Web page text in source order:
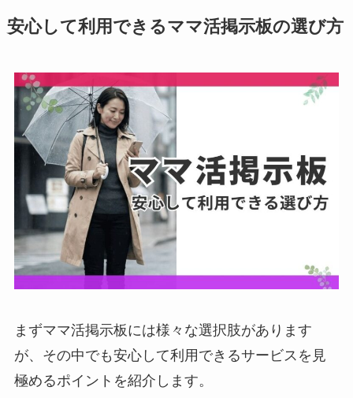
安心して利用できるママ活掲示板の選び方
まずママ活掲示板には様々な選択肢があります
が、その中でも安心して利用できるサービスを見
極めるポイントを紹介します。